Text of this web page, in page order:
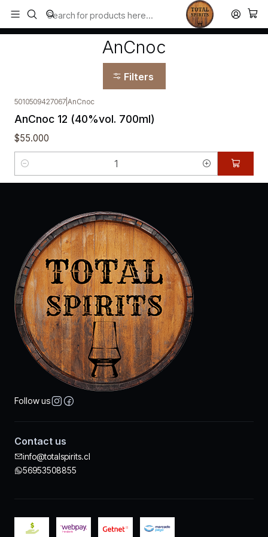
Todos los productos estan en stock. Despachamos a todo Chile.
Home AnCnoc
AnCnoc
Filters
5010509427067 AnCnoc
AnCnoc 12 (40%vol. 700ml)
$55.000
Quantity
Follow us
Contact us
info@totalspirits.cl
56953508855